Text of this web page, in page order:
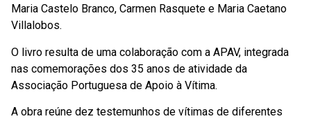
Maria Castelo Branco, Carmen Rasquete e Maria Caetano
Villalobos.
O livro resulta de uma colaboração com a APAV, integrada
nas comemorações dos 35 anos de atividade da
Associação Portuguesa de Apoio à Vítima.
A obra reúne dez testemunhos de vítimas de diferentes